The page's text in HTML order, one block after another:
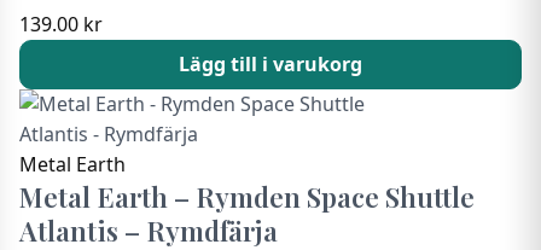
139.00 kr
Lägg till i varukorg
Metal Earth
Metal Earth – Rymden Space Shuttle
Atlantis – Rymdfärja